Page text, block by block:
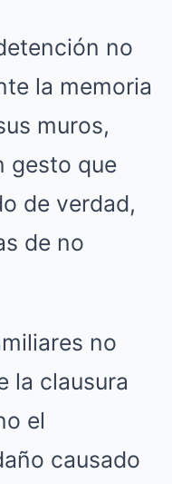
no
la memoria
muros,
gesto que
de verdad,
de no
no
la clausura
el
causado